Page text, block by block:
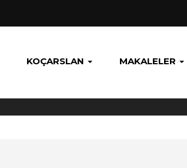
KOÇARSLAN MAKALELER